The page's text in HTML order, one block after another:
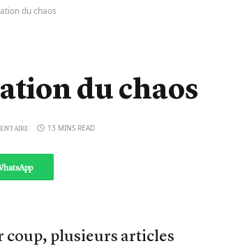
du chaos
du chaos
13 MINS READ
coup, plusieurs articles